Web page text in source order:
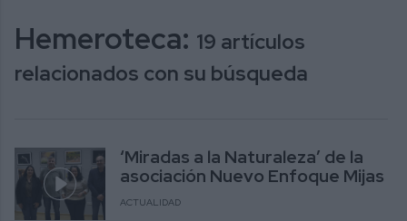
Hemeroteca: 19 artículos
relacionados con su búsqueda
‘Miradas a la Naturaleza’ de la
asociación Nuevo Enfoque Mijas
ACTUALIDAD